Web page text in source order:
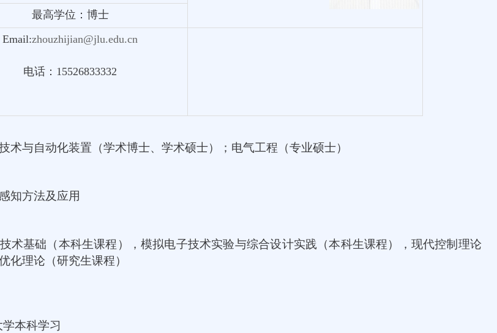
最高学位：博士
Email:zhouzhijian@jlu.edu.cn
电话：15526833332
术与自动化装置（学术博士、学术硕士）；电气工程（专业硕士）
知方法及应用
术基础（本科生课程），模拟电子技术实验与综合设计实践（本科生课程），现代控制理论
化理论（研究生课程）
本科学习